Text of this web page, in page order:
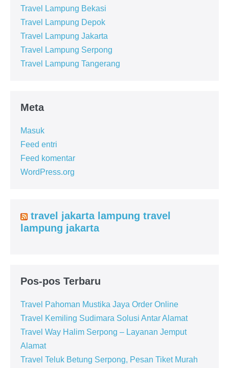
Travel Lampung Bekasi
Travel Lampung Depok
Travel Lampung Jakarta
Travel Lampung Serpong
Travel Lampung Tangerang
Meta
Masuk
Feed entri
Feed komentar
WordPress.org
travel jakarta lampung travel
lampung jakarta
Pos-pos Terbaru
Travel Pahoman Mustika Jaya Order Online
Travel Kemiling Sudimara Solusi Antar Alamat
Travel Way Halim Serpong – Layanan Jemput
Alamat
Travel Teluk Betung Serpong, Pesan Tiket Murah